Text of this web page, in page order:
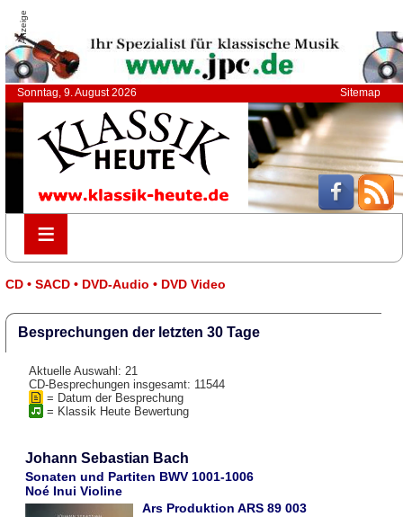
Anzeige
Sonntag, 9. August 2026 Sitemap
≡
≡
CD • SACD • DVD-Audio • DVD Video
Besprechungen der letzten 30 Tage
Aktuelle Auswahl: 21
CD-Besprechungen insgesamt: 11544
= Datum der Besprechung
= Klassik Heute Bewertung
Johann Sebastian Bach
Sonaten und Partiten BWV 1001-1006
Noé Inui Violine
Ars Produktion ARS 89 003